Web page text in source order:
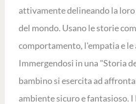
attivamente delineando la
del mondo. Usano le storie
comportamento, l'empatia e
Immergendosi in una "Storia
bambino si esercita ad
ambiente sicuro e fantasioso.